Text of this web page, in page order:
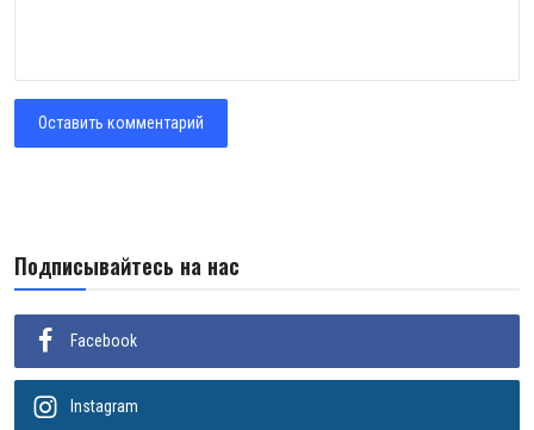
Оставить комментарий
Подписывайтесь на нас
Facebook
Instagram